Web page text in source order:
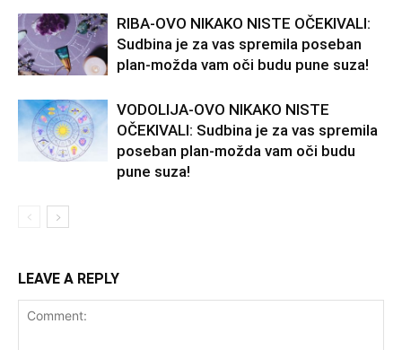
RIBA-OVO NIKAKO NISTE OČEKIVALI:
Sudbina je za vas spremila poseban
plan-možda vam oči budu pune suza!
VODOLIJA-OVO NIKAKO NISTE
OČEKIVALI: Sudbina je za vas spremila
poseban plan-možda vam oči budu
pune suza!
LEAVE A REPLY